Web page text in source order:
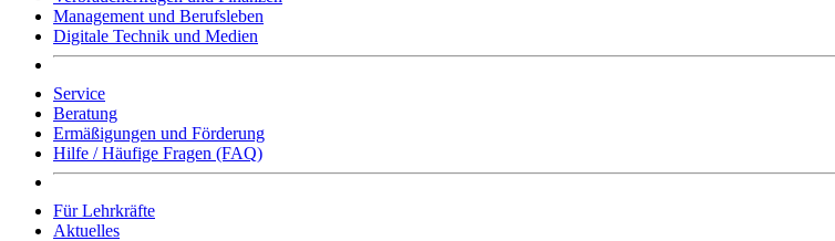
Management und Berufsleben
Digitale Technik und Medien
Service
Beratung
Ermäßigungen und Förderung
Hilfe / Häufige Fragen (FAQ)
Für Lehrkräfte
Aktuelles